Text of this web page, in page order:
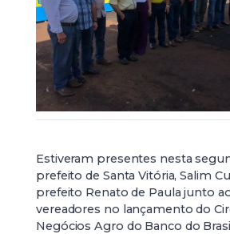
Estiveram presentes nesta
prefeito de Santa Vitória, Salim
prefeito Renato de Paula junto
vereadores no lançamento do
Negócios Agro do Banco do